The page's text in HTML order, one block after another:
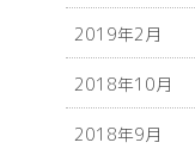
2019年2月
2018年10月
2018年9月